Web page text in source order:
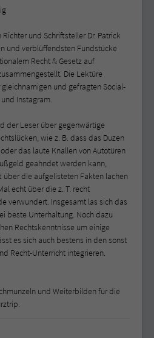
und Schriftsteller Dr. Patrick
und verblüffendsten Fundstücke
Recht & Gesetz auf
Die Lektüre
und gefragten Social-
Instagram.
der Leser über gegenwärtige
wie z. B. dass das Duzen
das laute Knallen von Autotüren
geahndet werden kann,
über die aufgelisteten Fakten lachen
echt über die z. T. recht
verwundert. Insgesamt las sich das
beste Unterhaltung. Noch dazu
Rechtskenntnisse um einige
es sich auch bestens in den sonst
Recht-Unterricht integrieren.
und Weiterbilden für die